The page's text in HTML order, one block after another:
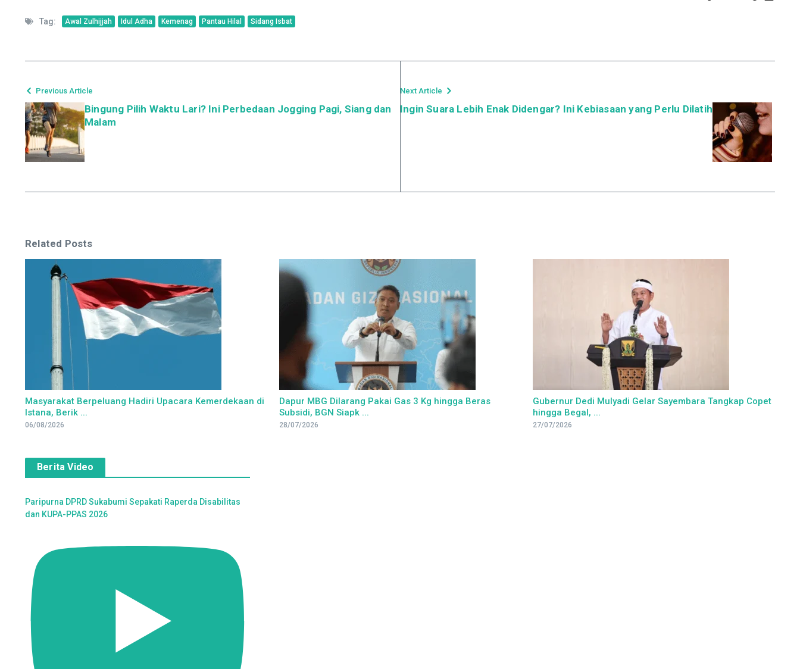
Tag: Awal Zulhijjah Idul Adha Kemenag Pantau Hilal Sidang Isbat
Previous Article
Bingung Pilih Waktu Lari? Ini Perbedaan Jogging Pagi, Siang dan
Malam
Next Article
Ingin Suara Lebih Enak Didengar? Ini Kebiasaan yang Perlu Dilatih
Related Posts
Masyarakat Berpeluang Hadiri Upacara Kemerdekaan di
Istana, Berik ...
06/08/2026
Dapur MBG Dilarang Pakai Gas 3 Kg hingga Beras
Subsidi, BGN Siapk ...
28/07/2026
Gubernur Dedi Mulyadi Gelar Sayembara Tangkap Copet
hingga Begal, ...
27/07/2026
Berita Video
Paripurna DPRD Sukabumi Sepakati Raperda Disabilitas
dan KUPA-PPAS 2026